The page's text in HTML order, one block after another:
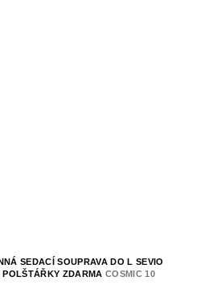
SEDACÍ SOUPRAVA DO L SEVIO
POLŠTÁŘKY ZDARMA COSMIC 10